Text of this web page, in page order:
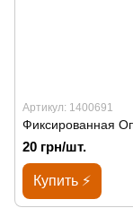
Артикул: 1400691
Фиксированная
20 грн/шт.
Купить ⚡